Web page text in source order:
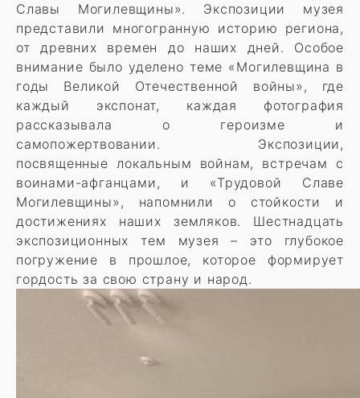
Славы Могилевщины». Экспозиции музея
представили многогранную историю региона,
от древних времен до наших дней. Особое
внимание было уделено теме «Могилевщина в
годы Великой Отечественной войны», где
каждый экспонат, каждая фотография
рассказывала о героизме и
самопожертвовании. Экспозиции,
посвященные локальным войнам, встречам с
воинами-афганцами, и «Трудовой Славе
Могилевщины», напомнили о стойкости и
достижениях наших земляков. Шестнадцать
экспозиционных тем музея – это глубокое
погружение в прошлое, которое формирует
гордость за свою страну и народ.